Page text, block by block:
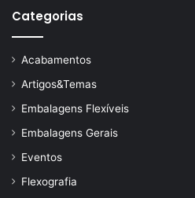
Categorias
Acabamentos
Artigos&Temas
Embalagens Flexíveis
Embalagens Gerais
Eventos
Flexografia